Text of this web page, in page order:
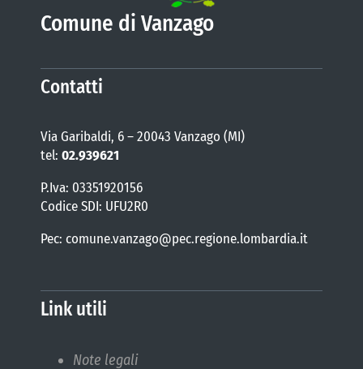
Comune di Vanzago
Contatti
Via Garibaldi, 6 – 20043 Vanzago (MI)
tel: 02.939621
P.Iva: 03351920156
Codice SDI: UFU2R0
Pec: comune.vanzago@pec.regione.lombardia.it
Link utili
Note legali